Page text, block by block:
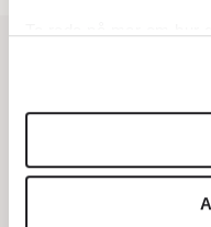
Du kan ändra eller dra
helst från cookie-
Vi använder
för sociala medier och